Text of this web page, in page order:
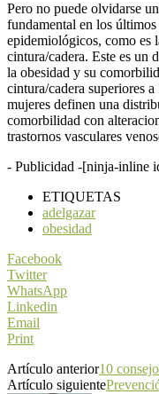
Pero no puede olvidarse
fundamental en los
epidemiológicos, como es
cintura/cadera. Este es un
la obesidad y su
cintura/cadera superiores
mujeres definen una
comorbilidad con
trastornos vasculares
- Publicidad -[ninja-inline
ETIQUETAS
adelgazar
obesidad
Facebook
Twitter
WhatsApp
Linkedin
Email
Print
Artículo anterior10
Artículo siguiente